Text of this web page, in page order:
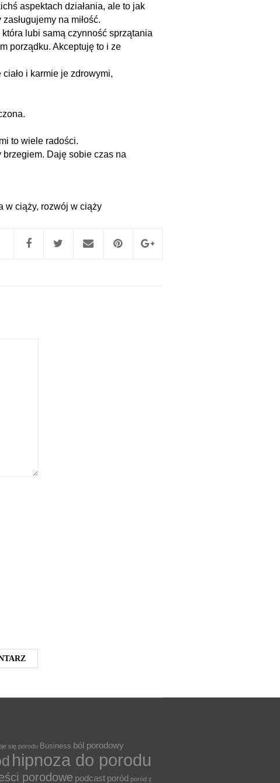
aspektach działania, ale to jak
na miłość.
lubi samą czynność sprzątania
porządku. Akceptuję to i ze
i karmie je zdrowymi,
to wiele radości.
brzegiem. Daję sobie czas na
w ciąży, rozwój w ciąży
się porodu Business ból porodowy
hipnoza do porodu
porodowe podcast poród poród z